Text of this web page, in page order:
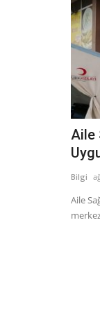
Aile
Bilgi
Aile